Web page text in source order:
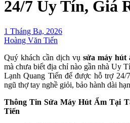
24/7 Uy Tín, Giá
1 Tháng Ba, 2026
Hoàng Văn Tiến
Quý khách cần dịch vụ sửa máy hút
mà chưa biết địa chỉ nào gần nhà Uy
Lạnh Quang Tiến để được hỗ trợ 24/
ngũ thợ tay nghề giỏi, bảo hành dài
Thông Tin Sửa Máy Hút Ẩm Tại
Tiến